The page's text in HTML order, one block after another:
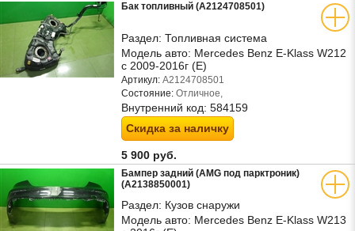
Бак топливный (A2124708501)
Раздел: Топливная система
Модель авто: Mercedes Benz E-Klass W212
с 2009-2016г (Е)
Артикул: A2124708501
Состояние: Отличное,
Внутренний код: 584159
Скидка за наличку
5 900 руб.
Бампер задний (AMG под парктроник)
(A2138850001)
Раздел: Кузов снаружи
Модель авто: Mercedes Benz E-Klass W213